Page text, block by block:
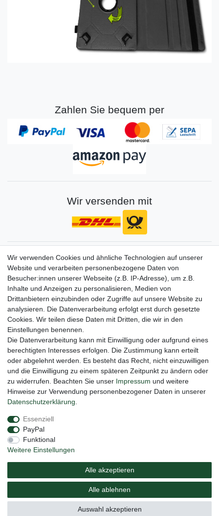
Zahlen Sie bequem per
Wir versenden mit
Gerne halten wir sie auf dem Laufenden
VORNAME NACHNAME
Newsletter
Honig
Hiermit bestätige ich, dass ich dieDaten­schutz­erklärunggelesen habe. Meine
Einwilligung kann ich jederzeit widerrufen.**
Abonnieren
** Hierbei handelt es sich um ein Pflichtfeld.
Impressum
Barrierefreiheitserklärung
Versand Elektrogesetz Bedienungsanleitung
© Copyright 2020 NAUC. Alle Rechte vorbehalten.
Wir verwenden Cookies und ähnliche Technologien auf unserer
Website und verarbeiten personenbezogene Daten von
Besucher:innen unserer Webseite (z.B. IP-Adresse), um z.B.
Inhalte und Anzeigen zu personalisieren, Medien von
Drittanbietern einzubinden oder Zugriffe auf unsere Website zu
analysieren. Die Datenverarbeitung erfolgt erst durch gesetzte
Cookies. Wir teilen diese Daten mit Dritten, die wir in den
Einstellungen benennen.
Die Datenverarbeitung kann mit Einwilligung oder aufgrund eines
berechtigten Interesses erfolgen. Die Zustimmung kann erteilt
oder abgelehnt werden. Es besteht das Recht, nicht einzuwilligen
und die Einwilligung zu einem späteren Zeitpunkt zu ändern oder
zu widerrufen. Beachten Sie unser Impressum und weitere
Hinweise zur Verwendung personenbezogener Daten in unserer
Daten­schutz­erklärung
Essenziell
PayPal
Funktional
Weitere Einstellungen
Alle akzeptieren
Alle ablehnen
Auswahl akzeptieren